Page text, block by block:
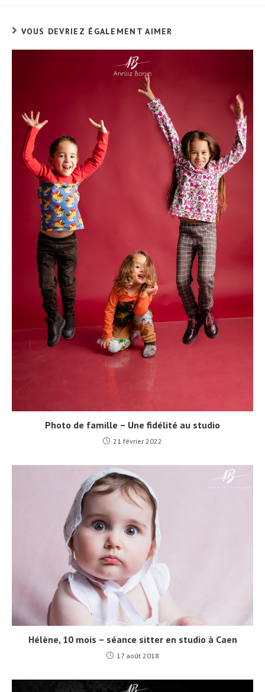
VOUS DEVRIEZ ÉGALEMENT AIMER
Photo de famille – Une fidélité au studio
21 février 2022
Hélène, 10 mois – séance sitter en studio à Caen
17 août 2018